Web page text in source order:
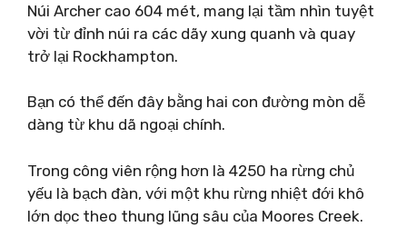
Núi Archer cao 604 mét, mang lại tầm nhìn tuyệt
vời từ đỉnh núi ra các dãy xung quanh và quay
trở lại Rockhampton.
Bạn có thể đến đây bằng hai con đường mòn dễ
dàng từ khu dã ngoại chính.
Trong công viên rộng hơn là 4250 ha rừng chủ
yếu là bạch đàn, với một khu rừng nhiệt đới khô
lớn dọc theo thung lũng sâu của Moores Creek.